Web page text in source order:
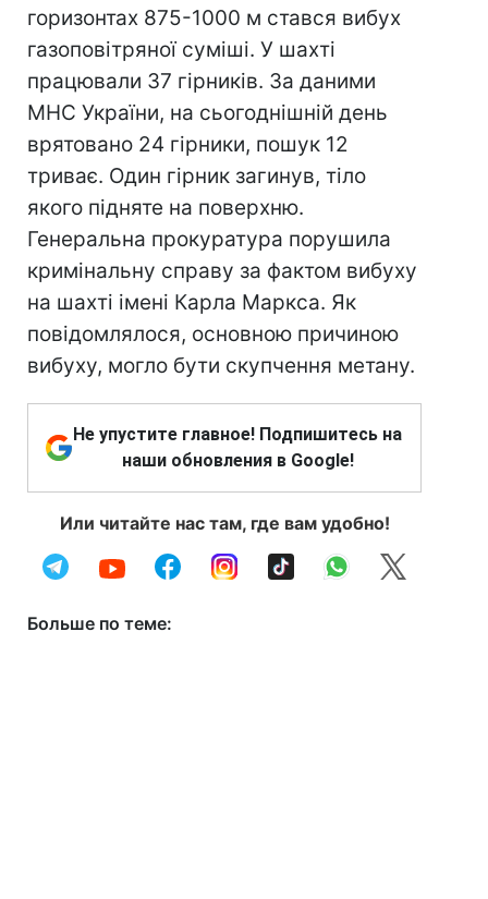
горизонтах 875-1000 м стався вибух
газоповітряної суміші. У шахті
працювали 37 гірників. За даними
МНС України, на сьогоднішній день
врятовано 24 гірники, пошук 12
триває. Один гірник загинув, тіло
якого підняте на поверхню.
Генеральна прокуратура порушила
кримінальну справу за фактом вибуху
на шахті імені Карла Маркса. Як
повідомлялося, основною причиною
вибуху, могло бути скупчення метану.
Не упустите главное! Подпишитесь на
наши обновления в Google!
Или читайте нас там, где вам удобно!
Больше по теме: